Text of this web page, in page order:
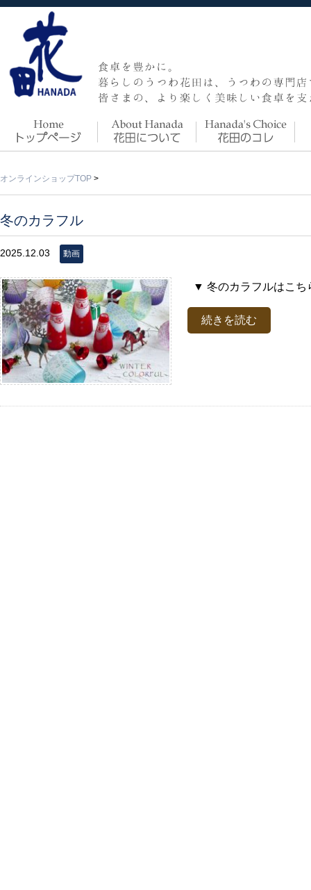
オンラインショップTOP >
冬のカラフル
2025.12.03 動画
▼ 冬のカラフルはこ
続きを読む